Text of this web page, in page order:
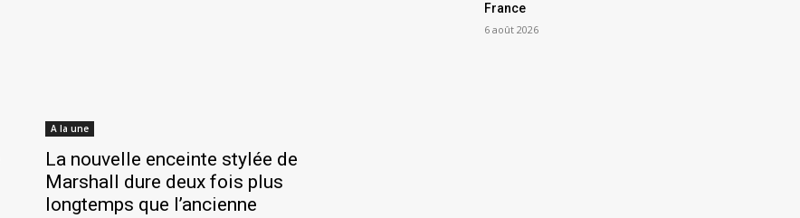
A la une
La nouvelle enceinte stylée de
Marshall dure deux fois plus
longtemps que l’ancienne
France
6 août 2026